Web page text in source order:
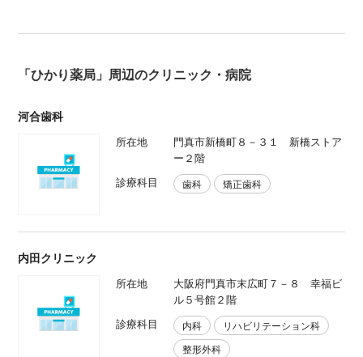
「ひかり薬局」周辺のクリニック・病院
河合歯科
所在地
門真市新橋町８－３１ 新橋ストア
ー２階
診療科目
歯科 矯正歯科
内田クリニック
所在地
大阪府門真市末広町７－８ 幸福ビ
ル５号館２階
診療科目
内科
リハビリテーション科
整形外科